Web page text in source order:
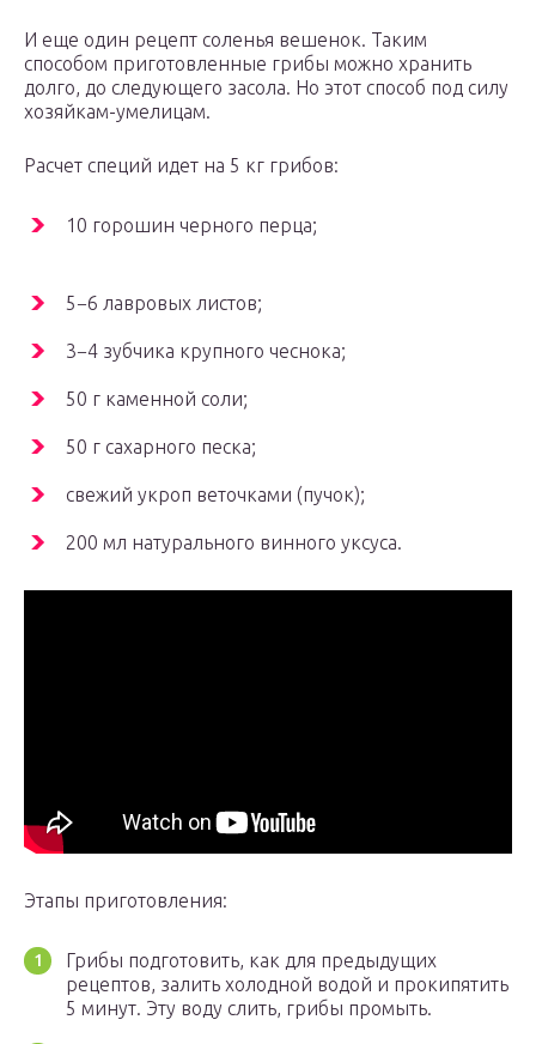
И еще один рецепт соленья вешенок. Таким
способом приготовленные грибы можно хранить
долго, до следующего засола. Но этот способ под силу
хозяйкам-умелицам.
Расчет специй идет на 5 кг грибов:
10 горошин черного перца;
5−6 лавровых листов;
3−4 зубчика крупного чеснока;
50 г каменной соли;
50 г сахарного песка;
свежий укроп веточками (пучок);
200 мл натурального винного уксуса.
Этапы приготовления:
Грибы подготовить, как для предыдущих
рецептов, залить холодной водой и прокипятить
5 минут. Эту воду слить, грибы промыть.